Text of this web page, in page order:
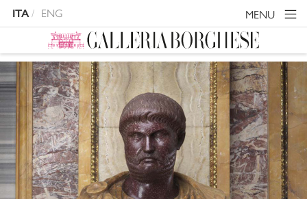
ITA ENG MENU